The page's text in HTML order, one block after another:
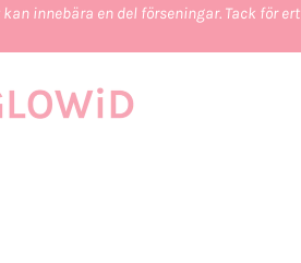
innebära en del förseningar. Tack för